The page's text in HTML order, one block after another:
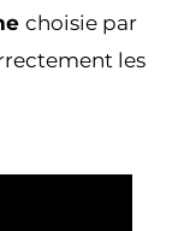
choisie par
les